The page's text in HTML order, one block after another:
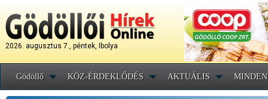
2026. augusztus 7., péntek, Ibolya
Gödöllő KÖZ-ÉRDEKLŐDÉS AKTUÁLIS